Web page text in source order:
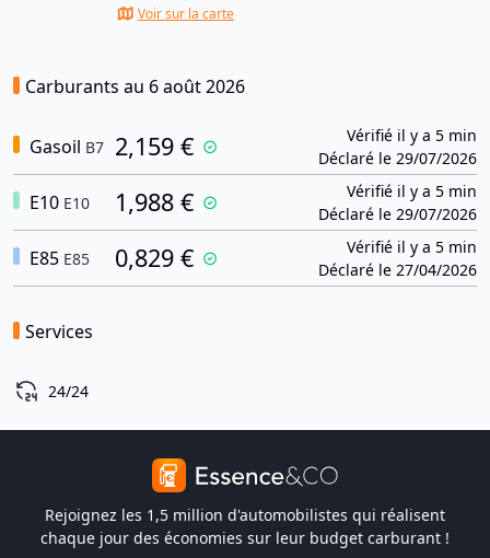
Voir sur la carte
Carburants au 6 août 2026
Gasoil B7 2,159 €
Vérifié il y a 5 min
Déclaré le 29/07/2026
E10 E10 1,988 €
Vérifié il y a 5 min
Déclaré le 29/07/2026
E85 E85 0,829 €
Vérifié il y a 5 min
Déclaré le 27/04/2026
Services
24/24
Rejoignez les 1,5 million d'automobilistes qui réalisent
chaque jour des économies sur leur budget carburant !